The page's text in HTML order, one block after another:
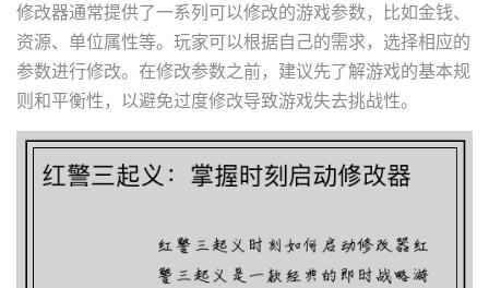
修改器通常提供了一系列可以修改的游戏参数，比如金钱、
资源、单位属性等。玩家可以根据自己的需求，选择相应的
参数进行修改。在修改参数之前，建议先了解游戏的基本规
则和平衡性，以避免过度修改导致游戏失去挑战性。